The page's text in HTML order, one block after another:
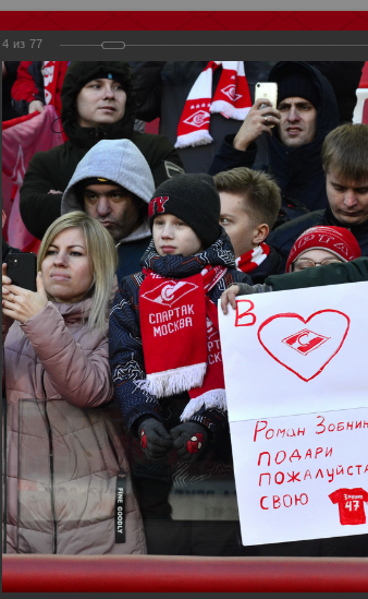
Турниры Фотки Отчеты Видео Фанату
Сборной Росиии> ФК Спартак> Сезон
Уважаемые посетители
, высылайте нам на почту
мы
4 из 77